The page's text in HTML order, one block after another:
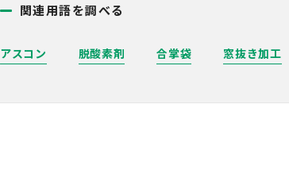
関連用語を調べる
アスコン 脱酸素剤 合掌袋 窓抜き加工